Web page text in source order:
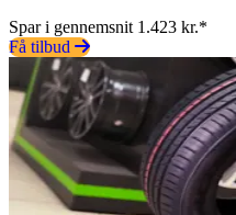
Spar i gennemsnit 1.423 kr.*
Få tilbud